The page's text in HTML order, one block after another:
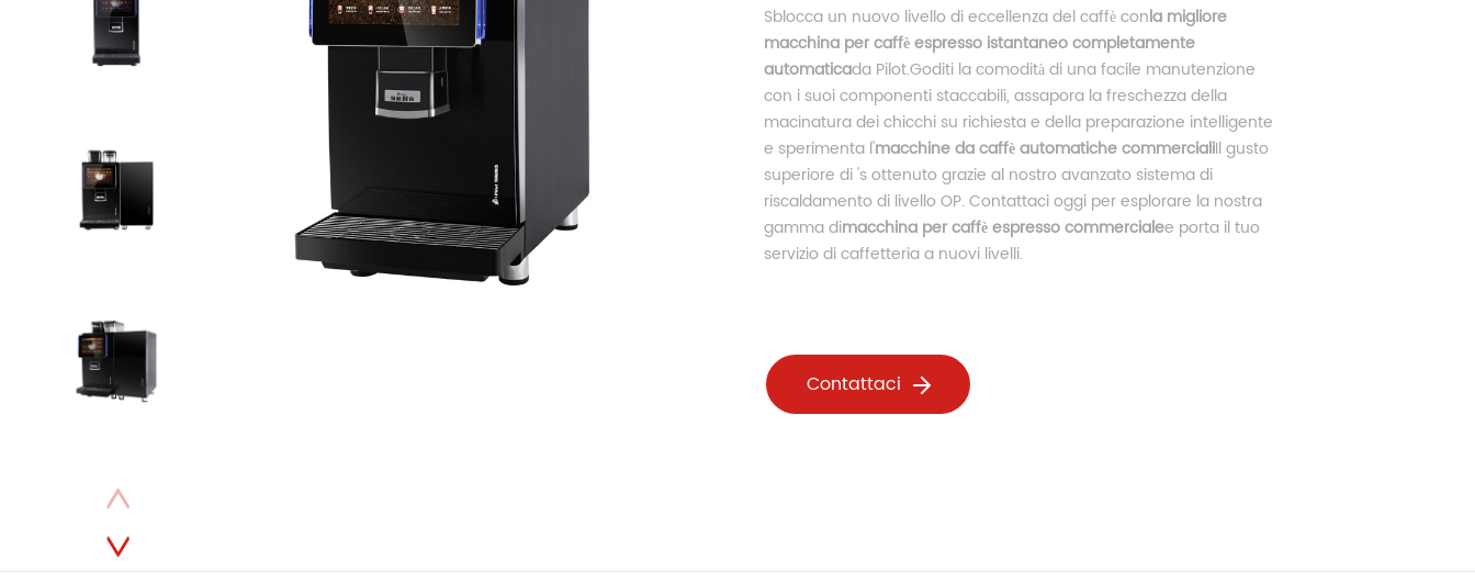
Sblocca un nuovo livello di eccellenza del caffè conla migliore
macchina per caffè espresso istantaneo completamente
automaticada Pilot.Goditi la comodità di una facile manutenzione
con i suoi componenti staccabili, assapora la freschezza della
macinatura dei chicchi su richiesta e della preparazione intelligente
e sperimenta l'macchine da caffè automatiche commercialiIl gusto
superiore di 's ottenuto grazie al nostro avanzato sistema di
riscaldamento di livello OP. Contattaci oggi per esplorare la nostra
gamma dimacchina per caffè espresso commercialee porta il tuo
servizio di caffetteria a nuovi livelli.
Contattaci